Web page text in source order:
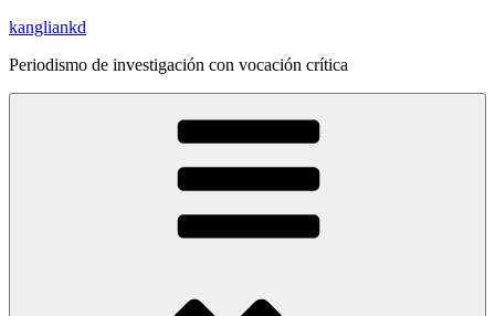
Saltar
contenido
kangliankd
Periodismo de investigación con vocación crítica